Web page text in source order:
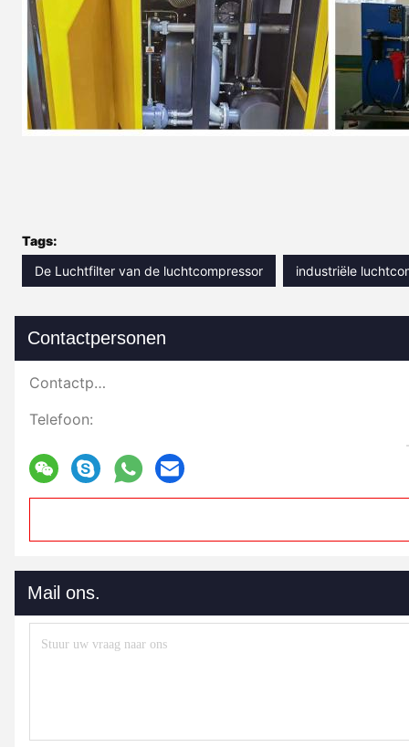
Tags:
De Luchtfilter van de luchtcompressor
industriële
Contactpersonen
Contactpersonen:
Telefoon:
Mail ons.